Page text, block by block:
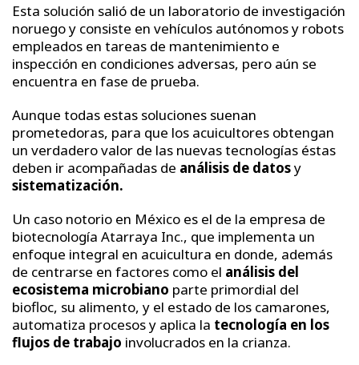
Esta solución salió de un laboratorio de investigación
noruego y consiste en vehículos autónomos y robots
empleados en tareas de mantenimiento e
inspección en condiciones adversas, pero aún se
encuentra en fase de prueba.
Aunque todas estas soluciones suenan
prometedoras, para que los acuicultores obtengan
un verdadero valor de las nuevas tecnologías éstas
deben ir acompañadas de análisis de datosy
sistematización.
Un caso notorio en México es el de la empresa de
biotecnología Atarraya Inc., que implementa un
enfoque integral en acuicultura en donde, además
de centrarse en factores como el análisis del
ecosistema microbiano parte primordial del
biofloc, su alimento, y el estado de los camarones,
automatiza procesos y aplica la tecnología en los
flujos de trabajo involucrados en la crianza.